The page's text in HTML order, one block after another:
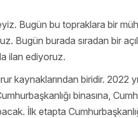
Bugün bu topraklara bir
Bugün burada sıradan bir
ilan ediyoruz.
biridir. 2022
binasına,
İlk etapta